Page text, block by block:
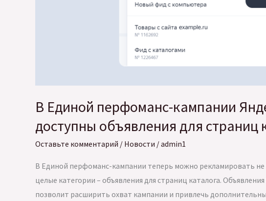
В Единой перфоманс-кампании
доступны объявления для страниц
Оставьте комментарий / Новости /admin1
В Единой перфоманс-кампании теперь можно рекламировать
целые категории – объявления для страниц каталога.
позволит расширить охват кампании и привлечь